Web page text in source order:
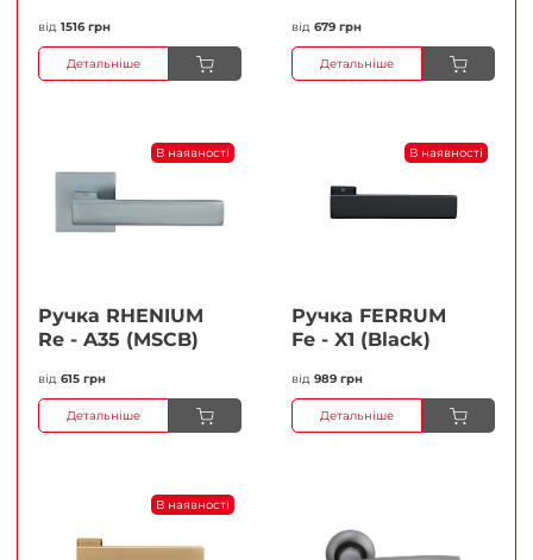
від 1516 грн
Детальніше
від 679 грн
Детальніше
В наявності
Ручка RHENIUM
Re - A35 (MSCB)
від 615 грн
Детальніше
В наявності
Ручка FERRUМ
Fe - X1 (Black)
від 989 грн
Детальніше
В наявності